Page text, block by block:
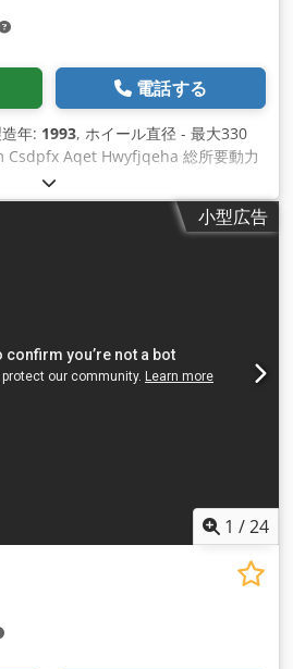
す。 接触パターン品質の点で有利で
することができます、 安定した精度
造できます。 短いセットアップ時間
サイトのパンフレットをご覧くださ
力下でのデモンストレーションが可
査済み 支払方法：請求書受領後、現
ご注文をお待ちしております。その
しております。 X軸（水平） 152
Z軸（スライドベースプレート）
接入力付き 直接入力 すべてのワーク
計算 " フィルターシステム、ベルト
で洗練されたクーラントシステム "
製または従来の "ドレッサブル "ア
ができる。(コストの問題）。円錐砥
電話する
年: 1993, ホイール直径 - 最大330
Csdpfx Aqet Hwyfjqeha 総所要動力
R E I S H A U E R（スイス） CNC制
AS * (* A=自動ねじ切り) ！ 製造
イール径 最小/最大 10 - 330 mm モ
御システムにより、関連するすべて
御システムと対話しながらワークを
プ ログラミング言語（ドイツ語/英
りの時間の節約を意味し、油圧で旋
約10年前、プロファイリング軸（V
的に改造されました。これは、より
ファイル修 正、より速いドレッシン
ドレッシング装置が設置されていま
小型広告
1 /24